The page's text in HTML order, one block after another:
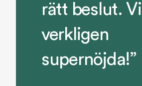
rätt beslut.
verkligen
supernöjda!”